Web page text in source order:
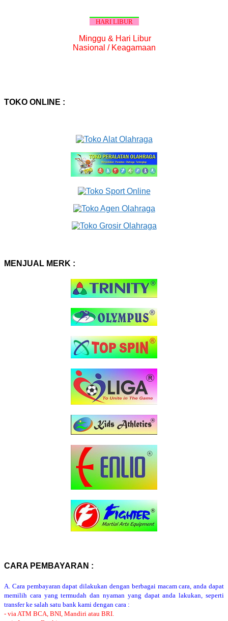
HARI LIBUR
Minggu & Hari Libur
Nasional / Keagamaan
TOKO ONLINE :
MENJUAL MERK :
CARA PEMBAYARAN :
A. Cara pembayaran dapat dilakukan dengan berbagai macam cara, anda dapat
memilih cara yang termudah dan nyaman yang dapat anda lakukan, seperti
transfer ke salah satu bank kami dengan cara :
- via ATM BCA, BNI, Mandiri atau BRI.